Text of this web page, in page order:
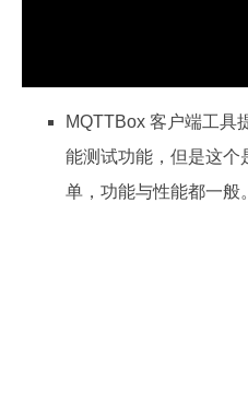
MQTTBox 客户端工具
能测试功能，但是这个
单，功能与性能都一般。